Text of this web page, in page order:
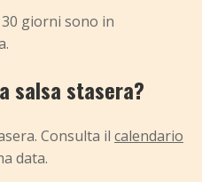
giorni sono in
salsa stasera?
Consulta il calendario
data.